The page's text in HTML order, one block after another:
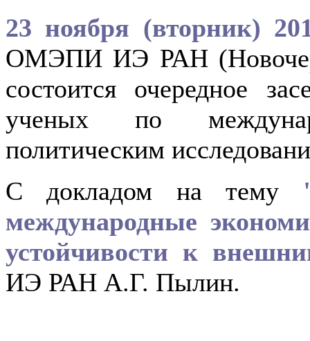
23 ноября (вторник)
ОМЭПИ ИЭ РАН
состоится очередное
ученых по
политическим
С докладом на тему
международные
устойчивости к
ИЭ РАН А.Г. Пылин.